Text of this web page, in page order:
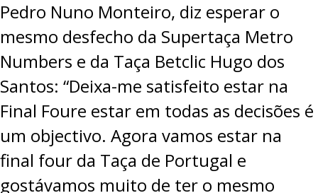
Pedro Nuno Monteiro, diz esperar o
mesmo desfecho da Supertaça Metro
Numbers e da Taça Betclic Hugo dos
Santos: “Deixa-me satisfeito estar na
Final Foure estar em todas as decisões é
um objectivo. Agora vamos estar na
final four da Taça de Portugal e
gostávamos muito de ter o mesmo